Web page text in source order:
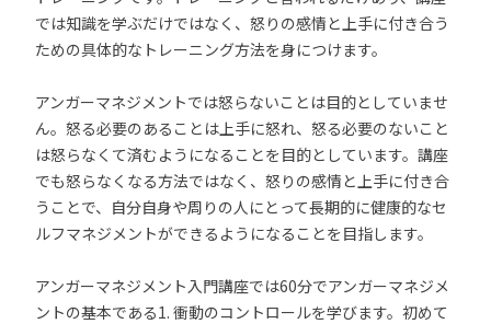
では知識を学ぶだけではなく、怒りの感情と上手に付き合う
ための具体的なトレーニング方法を身につけます。
アンガーマネジメントでは怒らないことは目的としていませ
ん。怒る必要のあることは上手に怒れ、怒る必要のないこと
は怒らなくて済むようになることを目的としています。講座
でも怒らなくなる方法ではなく、怒りの感情と上手に付き合
うことで、自分自身や周りの人にとって長期的に健康的なセ
ルフマネジメントができるようになることを目指します。
アンガーマネジメント入門講座では60分でアンガーマネジメ
ントの基本である1. 衝動のコントロールを学びます。初めて